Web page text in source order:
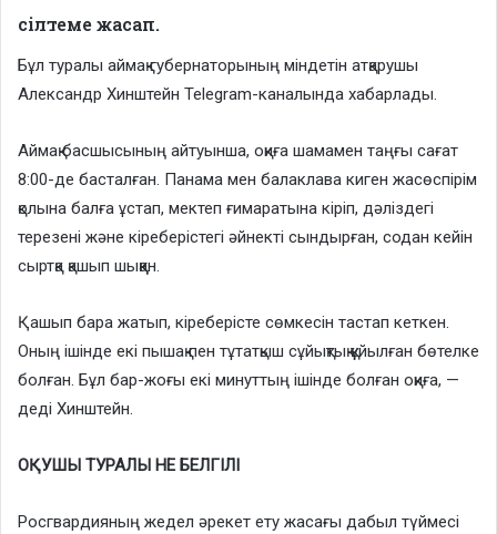
сілтеме жасап.
Бұл туралы аймақ губернаторының міндетін атқарушы
Александр Хинштейн Telegram-каналында хабарлады.
Аймақ басшысының айтуынша, оқиға шамамен таңғы сағат
8:00-де басталған. Панама мен балаклава киген жасөспірім
қолына балға ұстап, мектеп ғимаратына кіріп, дәліздегі
терезені және кіреберістегі әйнекті сындырған, содан кейін
сыртқа қашып шыққан.
Қашып бара жатып, кіреберісте сөмкесін тастап кеткен.
Оның ішінде екі пышақ пен тұтатқыш сұйықтық құйылған бөтелке
болған. Бұл бар-жоғы екі минуттың ішінде болған оқиға, —
деді Хинштейн.
ОҚУШЫ ТУРАЛЫ НЕ БЕЛГІЛІ
Росгвардияның жедел әрекет ету жасағы дабыл түймесі